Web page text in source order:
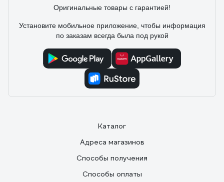
Оригинальные товары с гарантией!
Установите мобильное приложение, чтобы информация
по заказам всегда была под рукой
Каталог
Адреса магазинов
Способы получения
Способы оплаты